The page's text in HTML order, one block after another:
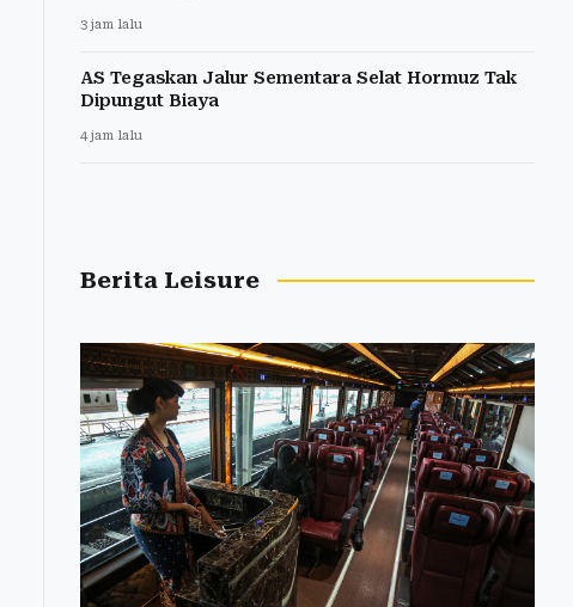
3 jam lalu
AS Tegaskan Jalur Sementara Selat Hormuz Tak
Dipungut Biaya
4 jam lalu
Berita Leisure